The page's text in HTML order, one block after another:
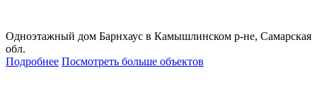
Одноэтажный дом Барнхаус в Камышлинском р-не, Самарская
обл.
Подробнее Посмотреть больше объектов